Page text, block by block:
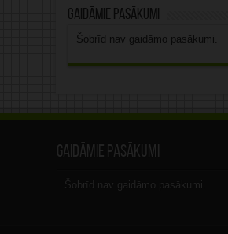
Gaidāmie pasākumi
Šobrīd nav gaidāmo pasākumi.
Gaidāmie pasākumi
Šobrīd nav gaidāmo pasākumi.